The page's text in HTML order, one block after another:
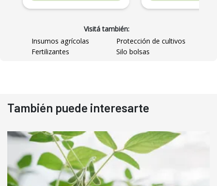
Visitá también:
Insumos agrícolas
Protección de cultivos
Fertilizantes
Silo bolsas
También puede interesarte